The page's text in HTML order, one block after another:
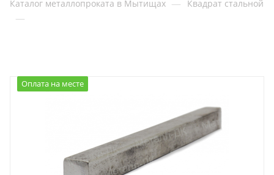
Каталог металлопроката в Мытищах — Квадрат стальной
—
Оплата на месте